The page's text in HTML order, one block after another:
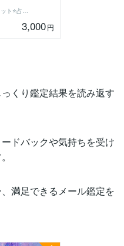
広瀬 可菜（透視タロット⭐占い師）
3,000円
くり鑑定結果を読み返す
ドバックや気持ちを受け
満足できるメール鑑定を